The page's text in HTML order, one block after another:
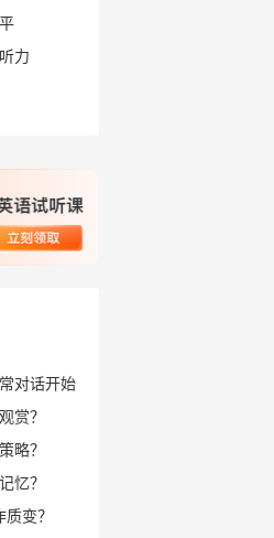
力
对话开始
赏？
略？
忆？
变？